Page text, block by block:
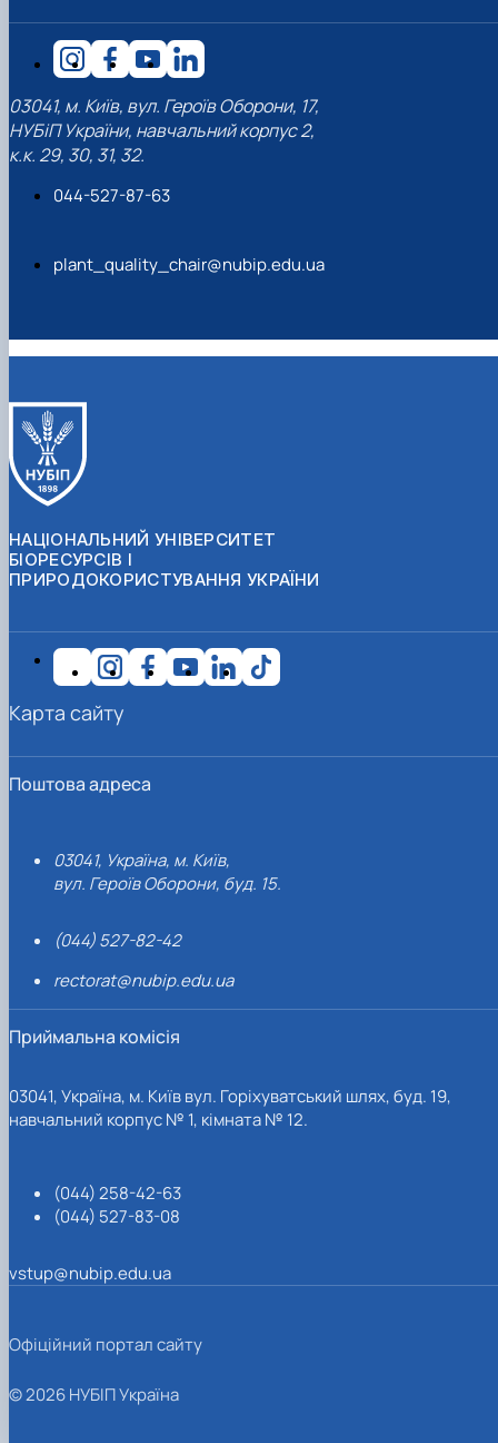
03041, м. Київ, вул. Героїв Оборони, 17,
НУБіП України, навчальний корпус 2,
к.к. 29, 30, 31, 32.
044-527-87-63
plant_quality_chair@nubip.edu.ua
НАЦІОНАЛЬНИЙ УНІВЕРСИТЕТ
БІОРЕСУРСІВ І
ПРИРОДОКОРИСТУВАННЯ УКРАЇНИ
Поштова адреса
03041, Україна, м. Київ,
вул. Героїв Оборони, буд. 15.
(044) 527-82-42
rectorat@nubip.edu.ua
Приймальна комісія
03041, Україна, м. Київ вул. Горіхуватський шлях, буд. 19,
навчальний корпус № 1, кімната № 12.
(044) 258-42-63
(044) 527-83-08
vstup@nubip.edu.ua
Карта сайту
Офіційний портал сайту
© 2026 НУБІП Україна